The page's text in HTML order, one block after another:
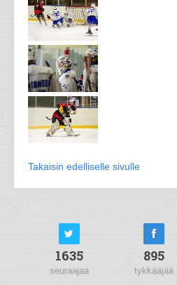
Takaisin edelliselle sivulle
1635
seuraajaa
895
tykkääjää